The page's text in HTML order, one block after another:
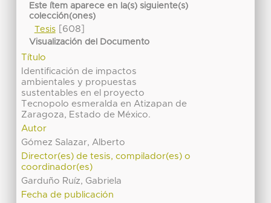
Este ítem aparece en la(s) siguiente(s)
colección(ones)
Tesis[608]
Visualización del Documento
Título
Identificación de impactos
ambientales y propuestas
sustentables en el proyecto
Tecnopolo esmeralda en Atizapan de
Zaragoza, Estado de México.
Autor
Gómez Salazar, Alberto
Director(es) de tesis, compilador(es) o
coordinador(es)
Garduño Ruíz, Gabriela
Fecha de publicación